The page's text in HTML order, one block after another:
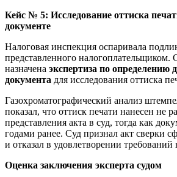
Кейс № 5: Исследование оттиска
документе
Налоговая инспекция оспаривала
представленного налогоплательщиком.
назначена экспертиза по определению
документа для исследования оттиска
Газохроматографический анализ
показал, что оттиск печати нанесен не
представления акта в суд, тогда как
годами ранее. Суд признал акт сверки
и отказал в удовлетворении требований
Оценка заключения эксперта судом